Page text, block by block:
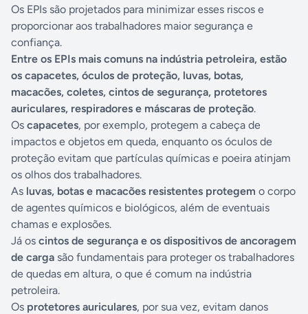
Os EPIs são projetados para minimizar esses riscos e
proporcionar aos trabalhadores maior segurança e
confiança.
Entre os EPIs mais comuns na indústria petroleira, estão
os capacetes, óculos de proteção, luvas, botas,
macacões, coletes, cintos de segurança, protetores
auriculares, respiradores e máscaras de proteção.
Os capacetes, por exemplo, protegem a cabeça de
impactos e objetos em queda, enquanto os óculos de
proteção evitam que partículas químicas e poeira atinjam
os olhos dos trabalhadores.
As luvas, botas e macacões resistentes protegem o corpo
de agentes químicos e biológicos, além de eventuais
chamas e explosões.
Já os cintos de segurança e os dispositivos de ancoragem
de carga são fundamentais para proteger os trabalhadores
de quedas em altura, o que é comum na indústria
petroleira.
Os protetores auriculares, por sua vez, evitam danos